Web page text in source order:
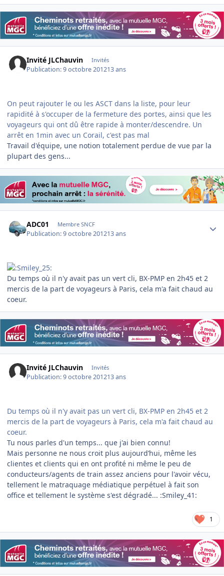
Invité JLChauvin Invités
Publication:9 octobre 201213 ans
On peut rajouter le ou les ASCT dans la liste, pour leur
rapidité à s'occuper de la fermeture des portes, ainsi que les
voyageurs qui ont dû être rapide à monter/descendre. Un
arrêt en 1min avec un Corail, c'est pas mal
Travail d'équipe, une notion totalement perdue de vue par la
plupart des gens...
ADC01 Membre SNCF
Publication:9 octobre 201213 ans
Du temps où il n'y avait pas un vert cli, BX-PMP en 2h45 et 2
mercis de la part de voyageurs à Paris, cela m'a fait chaud au
coeur.
Invité JLChauvin Invités
Publication:9 octobre 201213 ans
Du temps où il n'y avait pas un vert cli, BX-PMP en 2h45 et 2
mercis de la part de voyageurs à Paris, cela m'a fait chaud au
coeur.
Tu nous parles d'un temps... que j'ai bien connu!
Mais personne ne nous croit plus aujourd’hui, même les
clientes et clients qui en ont profité ni même le peu de
conducteurs/agents de train assez anciens pour l'avoir vécu,
tellement le matraquage médiatique perpétuel à fait son
office et tellement le système s'est dégradé... :Smiley_41:
1